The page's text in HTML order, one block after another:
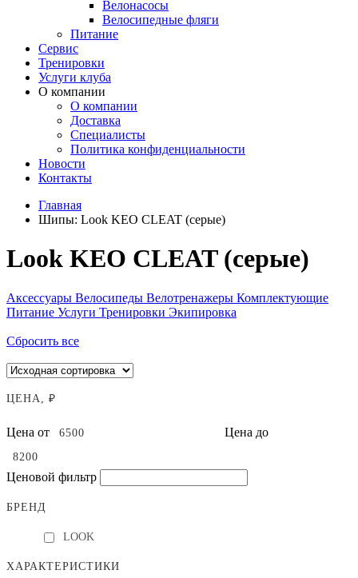
Велонасосы
Велосипедные фляги
Питание
Сервис
Тренировки
Услуги клуба
О компании
О компании
Доставка
Специалисты
Политика конфиденциальности
Новости
Контакты
Главная
Шипы: Look KEO CLEAT (серые)
Look KEO CLEAT (серые)
Аксессуары Велосипеды Велотренажеры Комплектующие
Питание Услуги Тренировки Экипировка
Сбросить все
ЦЕНА, ₽
Цена от Цена до
Ценовой фильтр
БРЕНД
LOOK
ХАРАКТЕРИСТИКИ